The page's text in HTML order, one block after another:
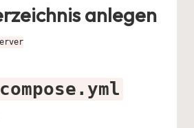
anlegen